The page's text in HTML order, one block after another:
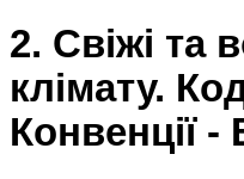
2. Свіжі та
клімату.
Конвенції -